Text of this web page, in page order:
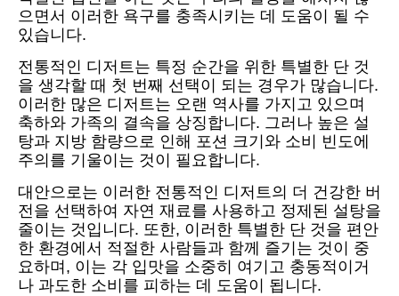
으면서 이러한 욕구를 충족시키는 데 도움이 될 수
있습니다.
전통적인 디저트는 특정 순간을 위한 특별한 단 것
을 생각할 때 첫 번째 선택이 되는 경우가 많습니다.
이러한 많은 디저트는 오랜 역사를 가지고 있으며
축하와 가족의 결속을 상징합니다. 그러나 높은 설
탕과 지방 함량으로 인해 포션 크기와 소비 빈도에
주의를 기울이는 것이 필요합니다.
대안으로는 이러한 전통적인 디저트의 더 건강한 버
전을 선택하여 자연 재료를 사용하고 정제된 설탕을
줄이는 것입니다. 또한, 이러한 특별한 단 것을 편안
한 환경에서 적절한 사람들과 함께 즐기는 것이 중
요하며, 이는 각 입맛을 소중히 여기고 충동적이거
나 과도한 소비를 피하는 데 도움이 됩니다.